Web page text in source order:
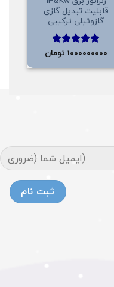
قابلیت تبدیل گازی
گازوئیلی ترکیبی
امتیاز5.001000000000 تومان